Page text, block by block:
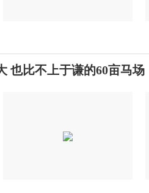
也比不上于谦的60亩马场